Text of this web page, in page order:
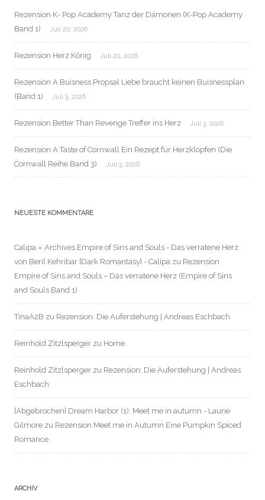
Rezension K- Pop Academy Tanz der Dämonen (K-Pop Academy
Band 1)
Juli 20, 2026
Rezension Herz König Juli 20, 2026
Rezension A Buisness Propsal Liebe braucht keinen Buisnessplan
(Band 1)
Juli 3, 2026
Rezension Better Than Revenge Treffer ins Herz Juli 3, 2026
Rezension A Taste of Cornwall Ein Rezept für Herzklopfen (Die
Cornwall Reihe Band 3)
Juli 3, 2026
NEUESTE KOMMENTARE
Calipa » Archives Empire of Sins and Souls - Das verratene Herz
von Beril Kehribar [Dark Romantasy] - Calipa zu Rezension
Empire of Sins and Souls – Das verratene Herz (Empire of Sins
and Souls Band 1)
TinaA2B zu Rezension: Die Auferstehung | Andreas Eschbach
Reinhold Zitzlsperger zu Home
Reinhold Zitzlsperger zu Rezension: Die Auferstehung | Andreas
Eschbach
[Abgebrochen] Dream Harbor (1): Meet me in autumn - Laurie
Gilmore zu Rezension Meet me in Autumn Eine Pumpkin Spiced
Romance
ARCHIV